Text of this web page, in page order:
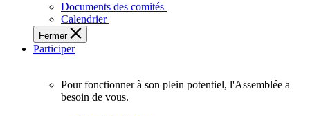
des
Ontariennes
et
Documents des comités
Calendrier
Fermer
Participer
Pour fonctionner à son plein potentiel, l'Assemblée a
besoin de vous.